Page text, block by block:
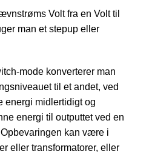
Volt fra en Volt til
man et stepup eller
mode konverterer man
til et andet, ved
energi midlertidigt og
energi til outputtet ved en
kan være i
eller transformatorer, eller